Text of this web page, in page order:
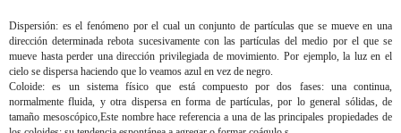
Dispersión: es el fenómeno por el cual un conjunto de partículas que se mueve en una
dirección determinada rebota sucesivamente con las partículas del medio por el que se
mueve hasta perder una dirección privilegiada de movimiento. Por ejemplo, la luz en el
cielo se dispersa haciendo que lo veamos azul en vez de negro.
Coloide: es un sistema físico que está compuesto por dos fases: una continua,
normalmente fluida, y otra dispersa en forma de partículas, por lo general sólidas, de
tamaño mesoscópico,Este nombre hace referencia a una de las principales propiedades de